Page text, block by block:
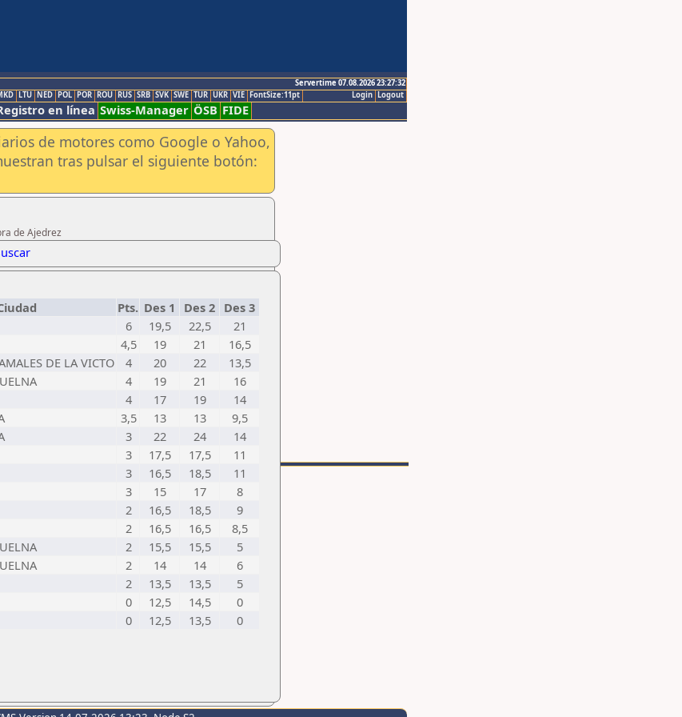
Servertime 07.08.2026 23:27:32
Logout
Login
LTU NED POL POR ROU RUS SRB SVK SWE TUR UKR VIE FontSize:11pt
en línea Swiss-Manager ÖSB FIDE
de motores como Google o Yahoo,
tras pulsar el siguiente botón:
de Ajedrez
Pts. Des 1 Des 2 Des 3
6 19,5 22,5
21
4,5 19 21
16,5
DE LA VICTO 4 20 22
13,5
4 19 21
16
4 17 19
14
3,5 13 13
9,5
3 22 24
14
3 17,5 17,5
11
3 16,5 18,5
11
3 15 17
8
2 16,5 18,5
9
2 16,5 16,5
8,5
2 15,5 15,5
5
2 14 14
6
2 13,5 13,5
5
0 12,5 14,5
0
0 12,5 13,5
0